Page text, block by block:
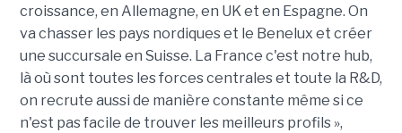
croissance, en Allemagne, en UK et en Espagne. On
va chasser les pays nordiques et le Benelux et créer
une succursale en Suisse. La France c'est notre hub,
là où sont toutes les forces centrales et toute la R&D,
on recrute aussi de manière constante même si ce
n'est pas facile de trouver les meilleurs profils »,